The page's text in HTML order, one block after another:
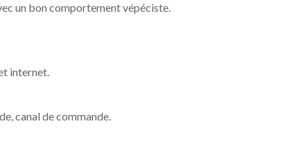
un bon comportement vépéciste.
internet.
canal de commande.